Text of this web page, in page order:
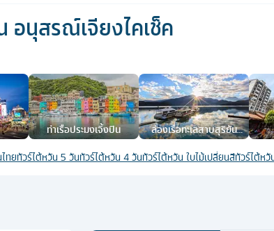
อนุสรณ์เจียงไคเช็ค
ท่าเรือประมงเจิ้งปิน
ล่องเรือทะเลสาบสุริยัน
จันทรา
ทยทัวร์ไต้หวัน 5 วันทัวร์ไต้หวัน 4 วันทัวร์ไต้หวัน ใบไม้เปลี่ยนสีทัวร์ไต้ห